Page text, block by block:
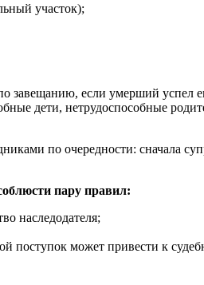
участок);
завещанию, если умерший успел
дети, нетрудоспособные
по очередности: сначала
пару правил:
наследодателя;
поступок может привести к